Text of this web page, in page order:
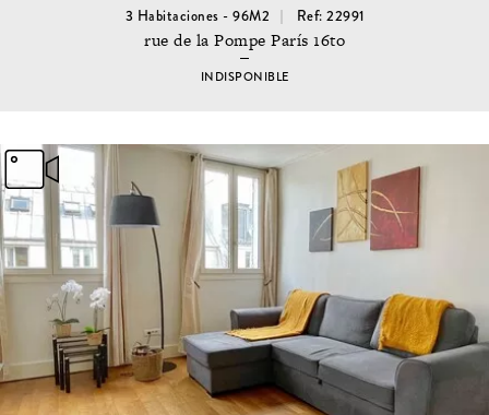
3 Habitaciones - 96M2 Ref: 22991
rue de la Pompe París 16to
INDISPONIBLE